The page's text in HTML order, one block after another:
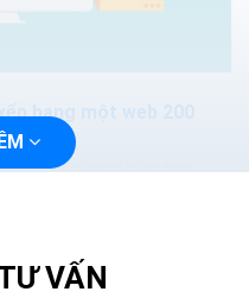
hạng một web 200
ngày càng phức tạp
VẤN